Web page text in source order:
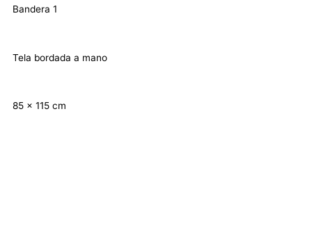
Bandera 1
Tela bordada a mano
85 x 115 cm